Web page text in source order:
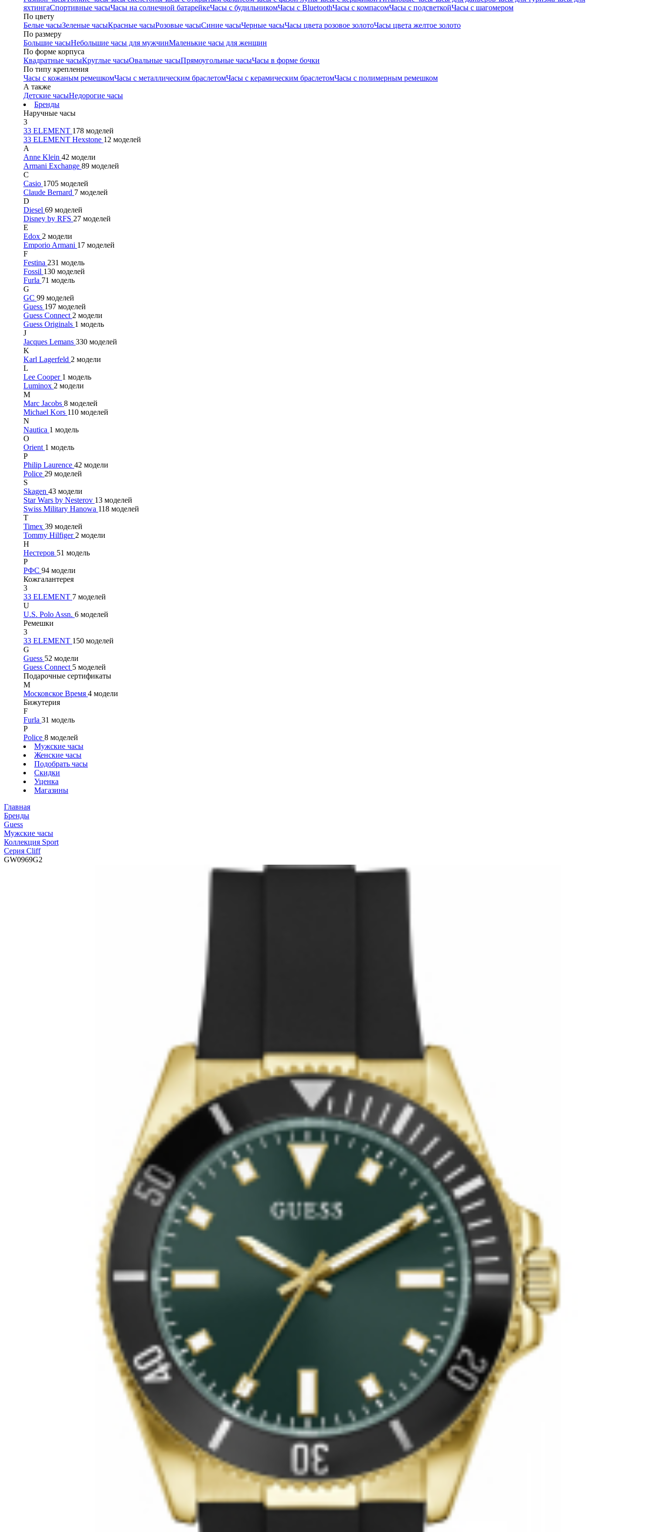
яхтингаСпортивные часыЧасы на солнечной батарейкеЧасы с будильникомЧасы с BluetoothЧасы с компасомЧасы с подсветкойЧасы с шагомером
По цвету
Белые часыЗеленые часыКрасные часыРозовые часыСиние часыЧерные часыЧасы цвета розовое золотоЧасы цвета желтое золото
По размеру
Большие часыНебольшие часы для мужчинМаленькие часы для женщин
По форме корпуса
Квадратные часыКруглые часыОвальные часыПрямоугольные часыЧасы в форме бочки
По типу крепления
Часы с кожаным ремешкомЧасы с металлическим браслетомЧасы с керамическим браслетомЧасы с полимерным ремешком
А также
Детские часыНедорогие часы
Бренды
Наручные часы
3
33 ELEMENT 178 моделей
33 ELEMENT Hexstone 12 моделей
A
Anne Klein 42 модели
Armani Exchange 89 моделей
C
Casio 1705 моделей
Claude Bernard 7 моделей
D
Diesel 69 моделей
Disney by RFS 27 моделей
E
Edox 2 модели
Emporio Armani 17 моделей
F
Festina 231 модель
Fossil 130 моделей
Furla 71 модель
G
GC 99 моделей
Guess 197 моделей
Guess Connect 2 модели
Guess Originals 1 модель
J
Jacques Lemans 330 моделей
K
Karl Lagerfeld 2 модели
L
Lee Cooper 1 модель
Luminox 2 модели
M
Marc Jacobs 8 моделей
Michael Kors 110 моделей
N
Nautica 1 модель
O
Orient 1 модель
P
Philip Laurence 42 модели
Police 29 моделей
S
Skagen 43 модели
Star Wars by Nesterov 13 моделей
Swiss Military Hanowa 118 моделей
T
Timex 39 моделей
Tommy Hilfiger 2 модели
Н
Нестеров 51 модель
Р
РФС 94 модели
Кожгалантерея
3
33 ELEMENT 7 моделей
U
U.S. Polo Assn. 6 моделей
Ремешки
3
33 ELEMENT 150 моделей
G
Guess 52 модели
Guess Connect 5 моделей
Подарочные сертификаты
М
Московское Время 4 модели
Бижутерия
F
Furla 31 модель
P
Police 8 моделей
Мужские часы
Женские часы
Подобрать часы
Скидки
Уценка
Магазины
Главная
Бренды
Guess
Мужские часы
Коллекция Sport
Серия Cliff
GW0969G2